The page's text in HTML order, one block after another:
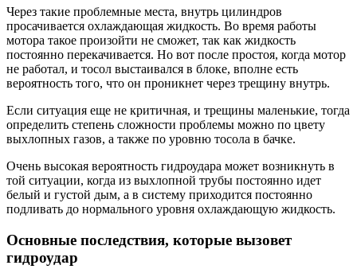
Через такие проблемные места, внутрь цилиндров
просачивается охлаждающая жидкость. Во время работы
мотора такое произойти не сможет, так как жидкость
постоянно перекачивается. Но вот после простоя, когда мотор
не работал, и тосол выстаивался в блоке, вполне есть
вероятность того, что он проникнет через трещину внутрь.
Если ситуация еще не критичная, и трещины маленькие, тогда
определить степень сложности проблемы можно по цвету
выхлопных газов, а также по уровню тосола в бачке.
Очень высокая вероятность гидроудара может возникнуть в
той ситуации, когда из выхлопной трубы постоянно идет
белый и густой дым, а в систему приходится постоянно
подливать до нормального уровня охлаждающую жидкость.
Основные последствия, которые вызовет
гидроудар